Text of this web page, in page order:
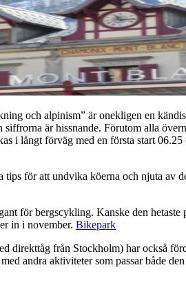
och alpinism” är onekligen en
är hissnande. Förutom alla
långt förväg med en första start 06.25
för att undvika köerna och njuta av
för bergscykling. Kanske den hetaste
in i november. Bikepark
direkttåg från Stockholm) har också
andra aktiviteter som passar både